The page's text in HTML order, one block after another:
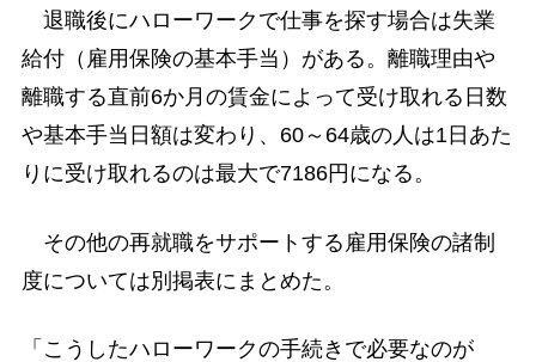
退職後にハローワークで仕事を探す場合は失業
給付（雇用保険の基本手当）がある。離職理由や
離職する直前6か月の賃金によって受け取れる日数
や基本手当日額は変わり、60～64歳の人は1日あた
りに受け取れるのは最大で7186円になる。
その他の再就職をサポートする雇用保険の諸制
度については別掲表にまとめた。
「こうしたハローワークの手続きで必要なのが